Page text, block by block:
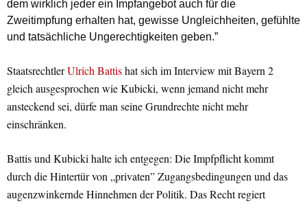
dem wirklich jeder ein Impfangebot auch für die
Zweitimpfung erhalten hat, gewisse Ungleichheiten, gefühlte
und tatsächliche Ungerechtigkeiten geben.”
StaatsrechtlerUlrich Battishat sich im Interview mit Bayern 2
gleich ausgesprochen wie Kubicki, wenn jemand nicht mehr
ansteckend sei, dürfe man seine Grundrechte nicht mehr
einschränken.
Battis und Kubicki halte ich entgegen: Die Impfpflicht kommt
durch die Hintertür von „privaten” Zugangsbedingungen und das
augenzwinkernde Hinnehmen der Politik. Das Recht regiert